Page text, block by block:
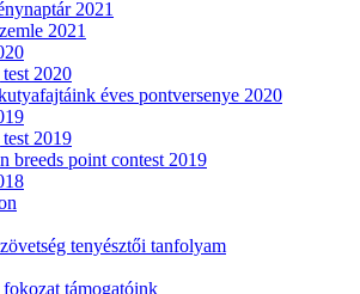
2021
2021
2020
éves pontversenye 2020
2019
breeds point contest 2019
tenyésztői tanfolyam
támogatóink